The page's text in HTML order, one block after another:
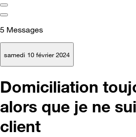
5 Messages
samedi 10 février 2024
Domiciliation
alors que je ne
client